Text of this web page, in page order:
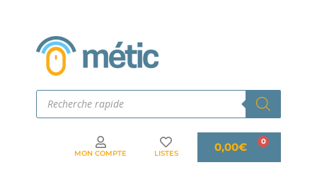
MON COMPTE LISTES 0,00€